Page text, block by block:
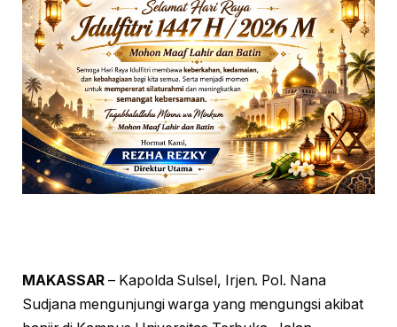
MAKASSAR – Kapolda Sulsel, Irjen. Pol. Nana
Sudjana mengunjungi warga yang mengungsi akibat